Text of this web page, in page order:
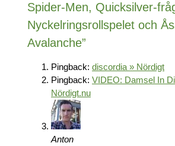
Spider-Men, Quicksilver-
Nyckelringsrollspelet och
Avalanche”
Pingback: discordia » Nördigt
Pingback: VIDEO: Damsel In
Nördigt.nu
Anton